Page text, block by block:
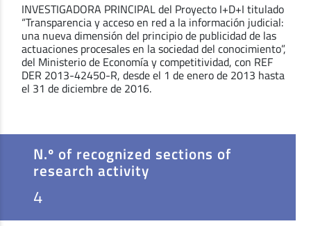
INVESTIGADORA PRINCIPAL del Proyecto I+D+I titulado
“Transparencia y acceso en red a la información judicial:
una nueva dimensión del principio de publicidad de las
actuaciones procesales en la sociedad del conocimiento”,
del Ministerio de Economía y competitividad, con REF
DER 2013-42450-R, desde el 1 de enero de 2013 hasta
el 31 de diciembre de 2016.
N.º of recognized sections of
research activity
4